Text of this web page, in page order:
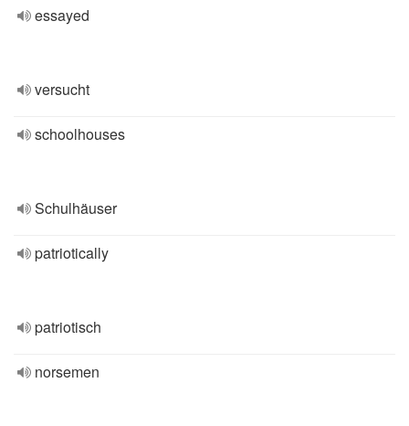
essayed
versucht
schoolhouses
Schulhäuser
patriotically
patriotisch
norsemen